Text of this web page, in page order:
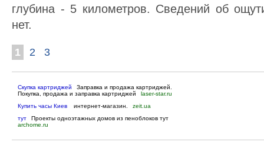
глубина - 5 километров. Сведений об
нет.
1 2 3
Скупка картриджей
Заправка и продажа картриджей.
Покупка, продажа и заправка картриджей
laser-star.ru
Купить часы Киев
интернет-магазин.
zeit.ua
тут
Проекты одноэтажных домов из пеноблоков тут
archome.ru